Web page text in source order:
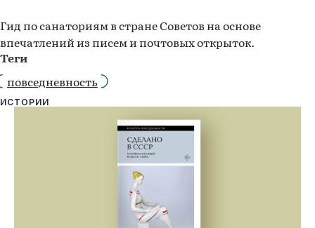
Гид по санаториям в стране Советов на основе
впечатлений из писем и почтовых открыток.
Теги
повседневность
ИСТОРИИ